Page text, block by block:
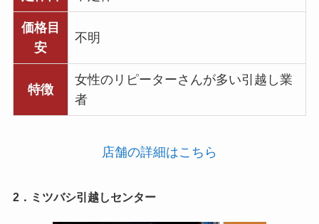
価格目
安
不明
特徴
女性のリピーターさんが多い引越し業
者
店舗の詳細はこちら
2．ミツバシ引越しセンター